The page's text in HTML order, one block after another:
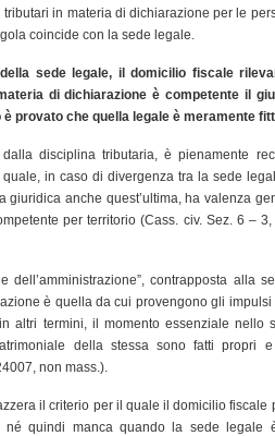
in materia di dichiarazione per le
coincide con la sede legale.
sede legale, il domicilio fiscale
di dichiarazione è competente il
provato che quella legale è meramente
disciplina tributaria, è pienamente
in caso di divergenza tra la sede
anche quest’ultima, ha valenza
per territorio (Cass. civ. Sez. 6 –
contrapposta alla
è quella da cui provengono gli impulsi
altri termini, il momento essenziale nello
della stessa sono fatti propri e
non mass.).
il criterio per il quale il domicilio fiscale
né quindi manca quando la sede legale